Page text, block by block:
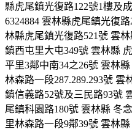
縣虎尾鎮光復路122號1樓及
6324884 雲林縣虎尾鎮光復
林縣虎尾鎮光復路521號 雲
鎮西屯里大屯349號 雲林縣
平里3鄰中南34之26號 雲林
林森路一段287.289.293號 雲
鎮信義路52號及三民路93號
尾鎮科園路180號 雲林縣 冬
里林森路一段9鄰39號 雲林